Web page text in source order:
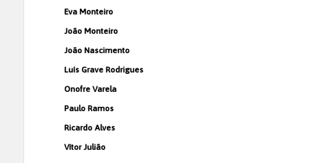
Eva Monteiro
João Monteiro
João Nascimento
Luís Grave Rodrigues
Onofre Varela
Paulo Ramos
Ricardo Alves
Vítor Julião